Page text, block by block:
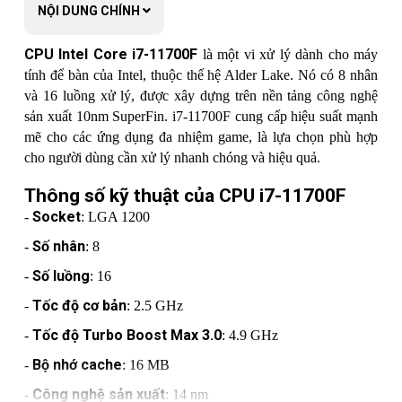
Nhân đồ họa tích hợp
Số lane PCI Express N/A
125W
Tản nhiệt Không đi kèm
NỘI DUNG CHÍNH
CPU Intel Core i7-11700F là một vi xử lý dành cho máy
tính để bàn của Intel, thuộc thế hệ Alder Lake. Nó có 8 nhân
và 16 luồng xử lý, được xây dựng trên nền tảng công nghệ
sản xuất 10nm SuperFin. i7-11700F cung cấp hiệu suất mạnh
mẽ cho các ứng dụng đa nhiệm game, là lựa chọn phù hợp
cho người dùng cần xử lý nhanh chóng và hiệu quả.
Thông số kỹ thuật của CPU i7-11700F
- Socket: LGA 1200
- Số nhân: 8
- Số luồng: 16
- Tốc độ cơ bản: 2.5 GHz
- Tốc độ Turbo Boost Max 3.0: 4.9 GHz
- Bộ nhớ cache: 16 MB
- Công nghệ sản xuất: 14 nm